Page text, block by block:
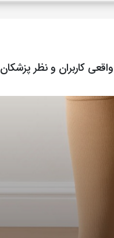
کاربران و نظر پزشکان